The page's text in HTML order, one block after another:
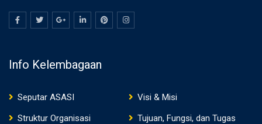
Info Kelembagaan
Seputar ASASI
Visi & Misi
Struktur Organisasi
Tujuan, Fungsi, dan Tugas